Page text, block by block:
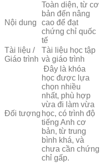
Nội dung
Toàn diện, từ cơ
bản đến nâng
cao để đạt
chứng chỉ quốc
tế
Tài liệu /
Giáo trình
Tài liệu học tập
và giáo trình
Đối tượng
Đây là khóa
học được lựa
chọn nhiều
nhất, phù hợp
vừa đi làm vừa
học, có trình độ
tiếng Anh cơ
bản, từ trung
bình khá, và
chưa cần chứng
chỉ gấp.